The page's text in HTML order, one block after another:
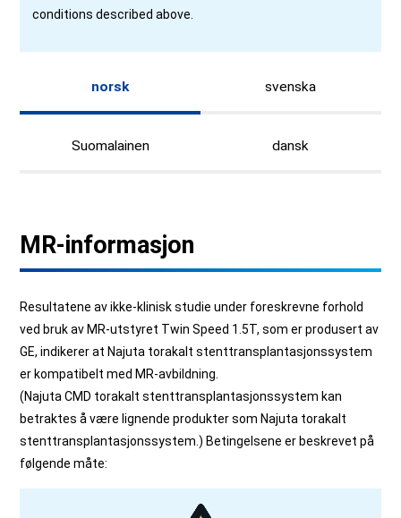
conditions described above.
norsk svenska
Suomalainen dansk
MR-informasjon
Resultatene av ikke-klinisk studie under foreskrevne forhold
ved bruk av MR-utstyret Twin Speed 1.5T, som er produsert av
GE, indikerer at Najuta torakalt stenttransplantasjonssystem
er kompatibelt med MR-avbildning.
(Najuta CMD torakalt stenttransplantasjonssystem kan
betraktes å være lignende produkter som Najuta torakalt
stenttransplantasjonssystem.) Betingelsene er beskrevet på
følgende måte: